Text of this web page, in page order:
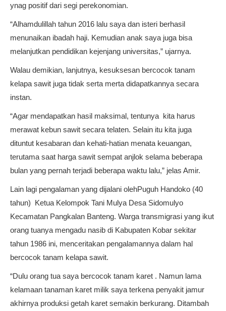
ynag positif dari segi perekonomian.
“Alhamdulillah tahun 2016 lalu saya dan isteri berhasil
menunaikan ibadah haji. Kemudian anak saya juga bisa
melanjutkan pendidikan kejenjang universitas,” ujarnya.
Walau demikian, lanjutnya, kesuksesan bercocok tanam
kelapa sawit juga tidak serta merta didapatkannya secara
instan.
“Agar mendapatkan hasil maksimal, tentunya kita harus
merawat kebun sawit secara telaten. Selain itu kita juga
dituntut kesabaran dan kehati-hatian menata keuangan,
terutama saat harga sawit sempat anjlok selama beberapa
bulan yang pernah terjadi beberapa waktu lalu,” jelas Amir.
Lain lagi pengalaman yang dijalani olehPuguh Handoko (40
tahun) Ketua Kelompok Tani Mulya Desa Sidomulyo
Kecamatan Pangkalan Banteng. Warga transmigrasi yang ikut
orang tuanya mengadu nasib di Kabupaten Kobar sekitar
tahun 1986 ini, menceritakan pengalamannya dalam hal
bercocok tanam kelapa sawit.
“Dulu orang tua saya bercocok tanam karet . Namun lama
kelamaan tanaman karet milik saya terkena penyakit jamur
akhirnya produksi getah karet semakin berkurang. Ditambah